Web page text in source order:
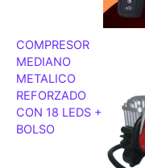
COMPRESOR
MEDIANO
METALICO
REFORZADO
CON 18 LEDS +
BOLSO